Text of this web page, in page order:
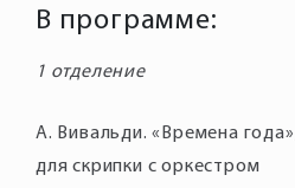
В программе:
1 отделение
А. Вивальди. «Времена
для скрипки с оркестром